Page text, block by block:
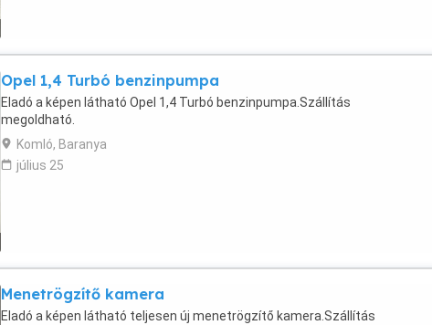
Opel 1,4 Turbó benzinpumpa
Eladó a képen látható Opel 1,4 Turbó benzinpumpa.Szállítás
megoldható.
Komló, Baranya
július 25
Menetrögzítő kamera
Eladó a képen látható teljesen új menetrögzítő kamera.Szállítás